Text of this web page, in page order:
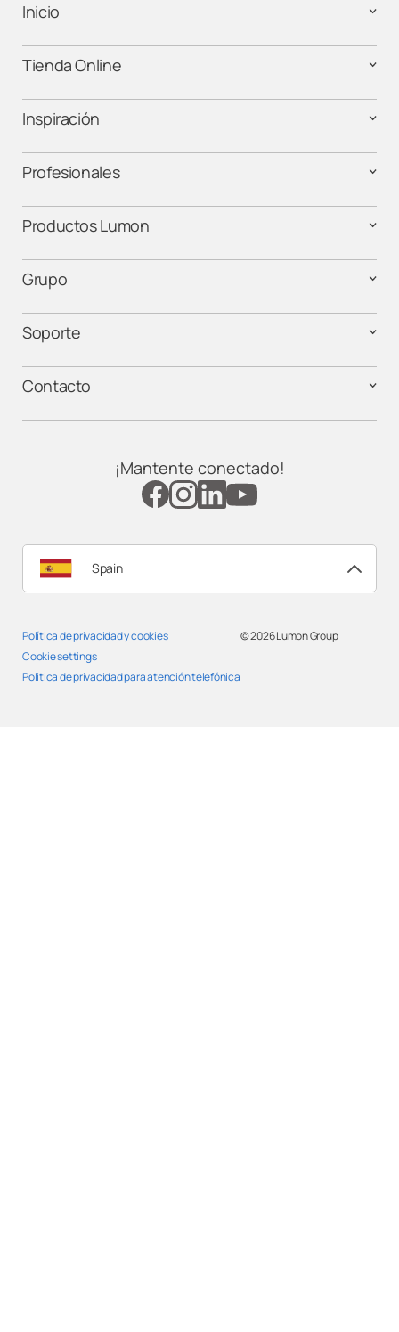
Inicio
Tienda Online
Inspiración
Profesionales
Productos Lumon
Grupo
Soporte
Contacto
¡Mantente conectado!
Spain
Política de privacidad y cookies
Cookie settings
Politica de privacidad para atención telefónica
© 2026Lumon Group